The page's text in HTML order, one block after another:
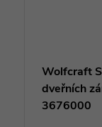
Wolfcraft
dveřních
3676000